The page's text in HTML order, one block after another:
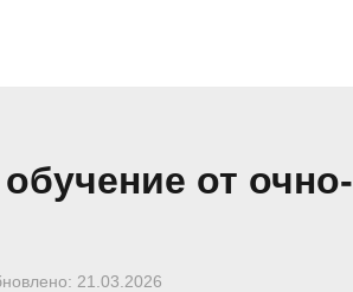
от очно-
21.03.2026